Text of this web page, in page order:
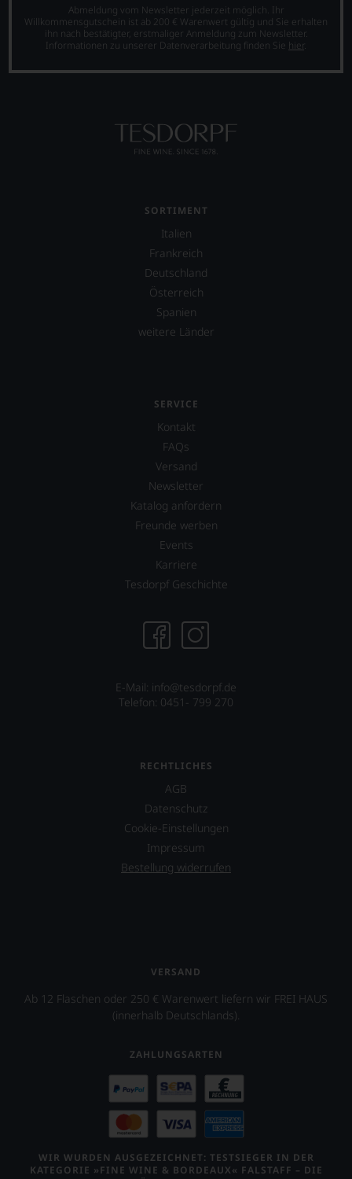
Abmeldung vom Newsletter jederzeit möglich. Ihr
Willkommensgutschein ist ab 200 € Warenwert gültig und Sie erhalten
ihn nach bestätigter, erstmaliger Anmeldung zum Newsletter.
Informationen zu unserer Datenverarbeitung finden Sie hier.
SORTIMENT
Italien
Frankreich
Deutschland
Österreich
Spanien
weitere Länder
SERVICE
Kontakt
FAQs
Versand
Newsletter
Katalog anfordern
Freunde werben
Events
Karriere
Tesdorpf Geschichte
E-Mail: info@tesdorpf.de
Telefon: 0451- 799 270
RECHTLICHES
AGB
Datenschutz
Cookie-Einstellungen
Impressum
Bestellung widerrufen
VERSAND
Ab 12 Flaschen oder 250 € Warenwert liefern wir FREI HAUS
(innerhalb Deutschlands).
ZAHLUNGSARTEN
WIR WURDEN AUSGEZEICHNET: TESTSIEGER IN DER
KATEGORIE »FINE WINE & BORDEAUX« FALSTAFF – DIE